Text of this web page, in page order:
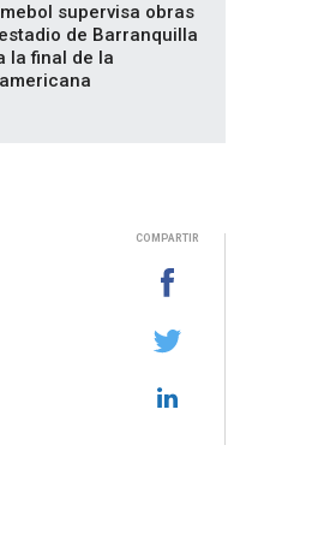
supervisa obras
de Barranquilla
la final de la
COMPARTIR